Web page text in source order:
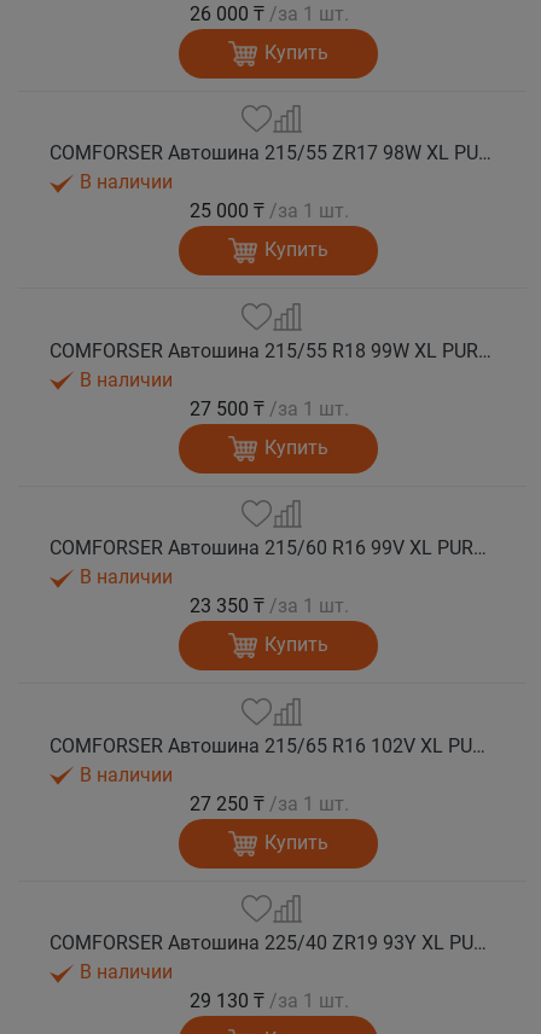
26 000 ₸ /за 1 шт.
Купить
COMFORSER Автошина 215/55 ZR17 98W XL PURESPEED лето
В наличии
25 000 ₸ /за 1 шт.
Купить
COMFORSER Автошина 215/55 R18 99W XL PURESPEED лето
В наличии
27 500 ₸ /за 1 шт.
Купить
COMFORSER Автошина 215/60 R16 99V XL PURESPEED лето
В наличии
23 350 ₸ /за 1 шт.
Купить
COMFORSER Автошина 215/65 R16 102V XL PURESPEED лето
В наличии
27 250 ₸ /за 1 шт.
Купить
COMFORSER Автошина 225/40 ZR19 93Y XL PURESPEED лето
В наличии
29 130 ₸ /за 1 шт.